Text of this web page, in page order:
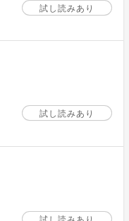
試し読みあり
試し読みあり